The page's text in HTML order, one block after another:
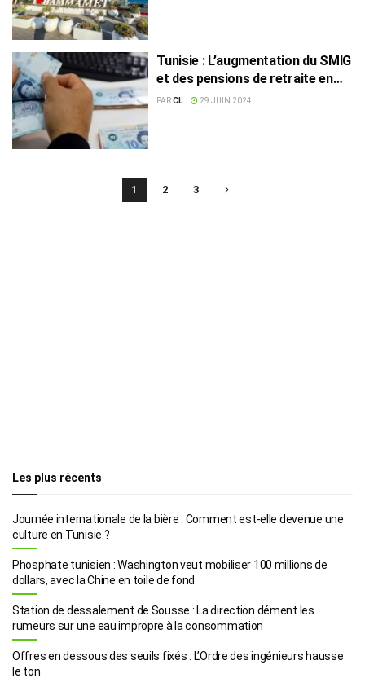
Tunisie : L’augmentation du SMIG
et des pensions de retraite en
détail
PARCL 29 JUIN 2024
1 2 3
Les plus récents
Journée internationale de la bière : Comment est-elle devenue une
culture en Tunisie ?
Phosphate tunisien : Washington veut mobiliser 100 millions de
dollars, avec la Chine en toile de fond
Station de dessalement de Sousse : La direction dément les
rumeurs sur une eau impropre à la consommation
Offres en dessous des seuils fixés : L’Ordre des ingénieurs hausse
le ton